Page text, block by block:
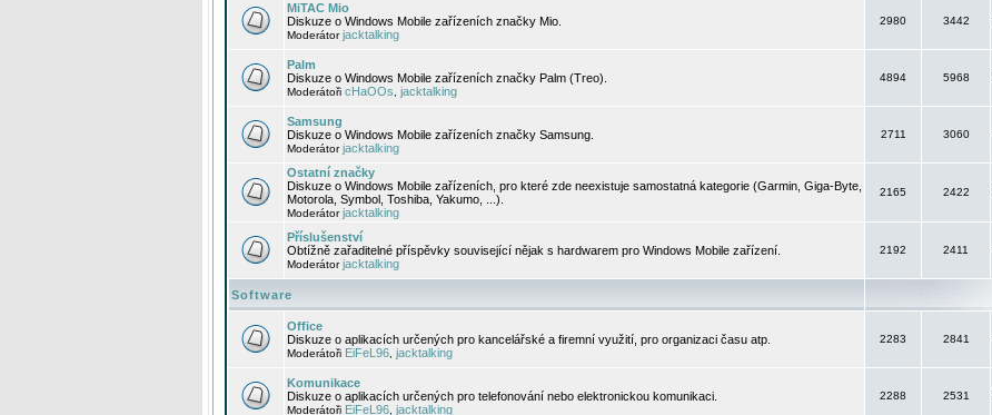
MiTAC Mio
Diskuze o Windows Mobile zařízeních značky Mio.
Moderátorjacktalking
2980 3442
Palm
Diskuze o Windows Mobile zařízeních značky Palm (Treo).
Moderátoři cHaOOs jacktalking
4894 5968
Samsung
Diskuze o Windows Mobile zařízeních značky Samsung.
Moderátorjacktalking
2711 3060
Ostatní značky
Diskuze o Windows Mobile zařízeních, pro které zde neexistuje samostatná kategorie (Garmin, Giga-Byte,
Motorola, Symbol, Toshiba, Yakumo, ...).
Moderátorjacktalking
2165 2422
Příslušenství
Obtížně zařaditelné příspěvky související nějak s hardwarem pro Windows Mobile zařízení.
Moderátorjacktalking
2192 2411
Software
Office
Diskuze o aplikacích určených pro kancelářské a firemní využití, pro organizaci času atp.
Moderátoři EiFeL96 jacktalking
2283 2841
Komunikace
Diskuze o aplikacích určených pro telefonování nebo elektronickou komunikaci.
Moderátoři EiFeL96 jacktalking
2288 2531